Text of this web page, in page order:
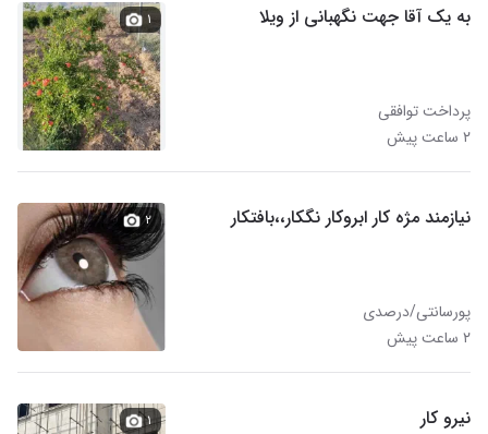
به یک آقا جهت نگهبانی از ویلا
پرداخت توافقی
۲ ساعت پیش
۱
نیازمند مژه کار ابروکار نگکار،،بافتکار
پورسانتی/درصدی
۲ ساعت پیش
۲
نیرو کار ۱